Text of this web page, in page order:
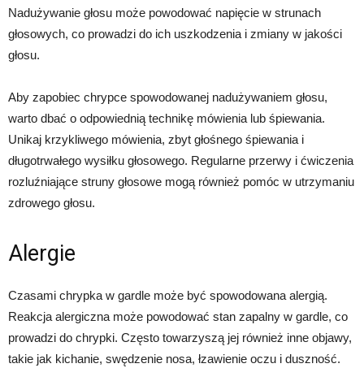
Nadużywanie głosu może powodować napięcie w strunach
głosowych, co prowadzi do ich uszkodzenia i zmiany w jakości
głosu.
Aby zapobiec chrypce spowodowanej nadużywaniem głosu,
warto dbać o odpowiednią technikę mówienia lub śpiewania.
Unikaj krzykliwego mówienia, zbyt głośnego śpiewania i
długotrwałego wysiłku głosowego. Regularne przerwy i ćwiczenia
rozluźniające struny głosowe mogą również pomóc w utrzymaniu
zdrowego głosu.
Alergie
Czasami chrypka w gardle może być spowodowana alergią.
Reakcja alergiczna może powodować stan zapalny w gardle, co
prowadzi do chrypki. Często towarzyszą jej również inne objawy,
takie jak kichanie, swędzenie nosa, łzawienie oczu i duszność.